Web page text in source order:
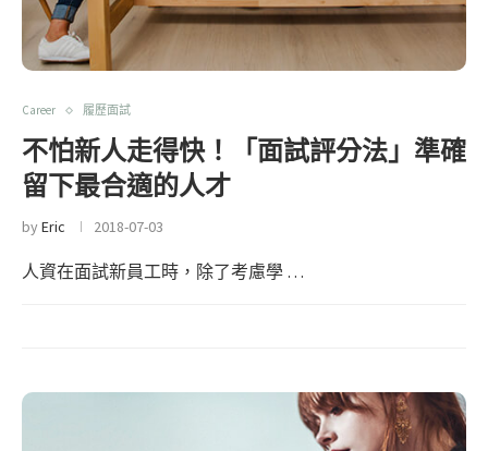
Career 履歷面試
不怕新人走得快！「面試評分法」準確
留下最合適的人才
byEric 2018-07-03
人資在面試新員工時，除了考慮學 …